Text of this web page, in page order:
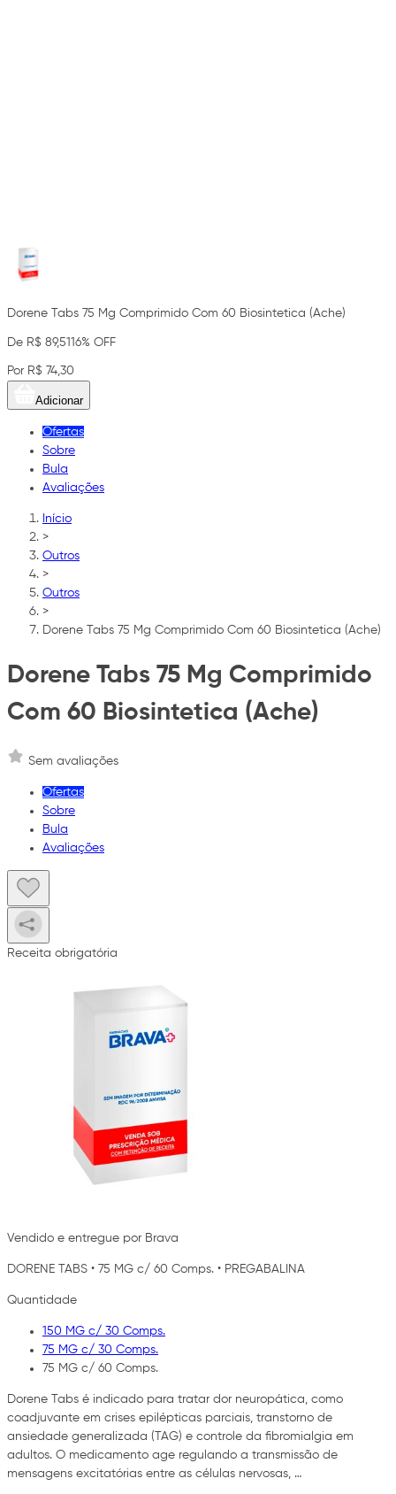
Dorene Tabs 75 Mg Comprimido Com 60 Biosintetica (Ache)
De R$ 89,5116% OFF
Por R$ 74,30
Adicionar
Ofertas
Sobre
Bula
Avaliações
Início
>
Outros
>
Outros
>
Dorene Tabs 75 Mg Comprimido Com 60 Biosintetica (Ache)
Dorene Tabs 75 Mg Comprimido
Com 60 Biosintetica (Ache)
Sem avaliações
Ofertas
Sobre
Bula
Avaliações
Receita obrigatória
Vendido e entregue por Brava
DORENE TABS • 75 MG c/ 60 Comps. • PREGABALINA
Quantidade
150 MG c/ 30 Comps.
75 MG c/ 30 Comps.
75 MG c/ 60 Comps.
Dorene Tabs é indicado para tratar dor neuropática, como
coadjuvante em crises epilépticas parciais, transtorno de
ansiedade generalizada (TAG) e controle da fibromialgia em
adultos. O medicamento age regulando a transmissão de
mensagens excitatórias entre as células nervosas, …